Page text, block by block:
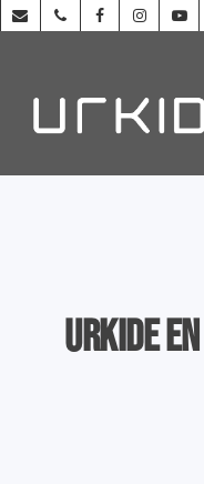
Urkide